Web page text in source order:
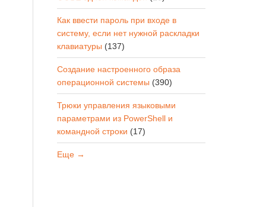
Как ввести пароль при входе в
систему, если нет нужной раскладки
клавиатуры (137)
Создание настроенного образа
операционной системы (390)
Трюки управления языковыми
параметрами из PowerShell и
командной строки (17)
Еще →